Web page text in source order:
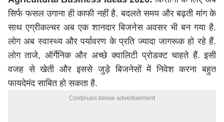
सिर्फ फसल उगाना ही काफी नहीं है. बदलते समय और बढ़ती मांग के
साथ एग्रीकल्चर अब एक शानदार बिजनेस अवसर भी बन गया है.
लोग अब स्वास्थ्य और पर्यावरण के प्रति ज्यादा जागरूक हो रहे हैं.
लोग ताजे, ऑर्गेनिक और अच्छे क्वालिटी प्रोडक्ट चाहते हैं. इसी
वजह से खेती और इससे जुड़े बिजनेसों में निवेश करना बहुत
फायदेमंद साबित हो सकता है.
Continues below advertisement